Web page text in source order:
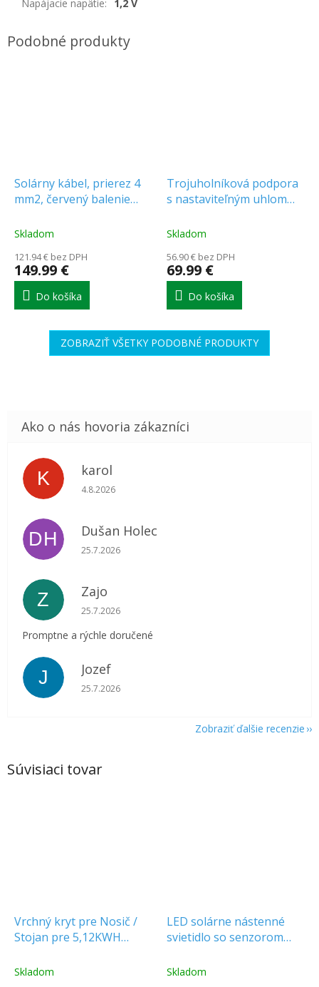
Súvisiaci tovar
Vrchný kryt pre Nosič /
Stojan pre 5,12KWH
Skladom
LED solárne nástenné
svietidlo so senzorom
1+1 zadarmo!
Skladom
Napájacie napätie: 1,2 V
Solárny kábel, prierez 4
mm2, červený balenie
Skladom
121.94 € bez DPH
149.99 €
Do košíka
Trojuholníková podpora
s nastaviteľným uhlom
panely 450W a 545W VT-
Skladom
56.90 € bez DPH
69.99 €
Do košíka
ZOBRAZIŤ VŠETKY PODOBNÉ PRODUKTY
K karol
Hodnotenie obchodu je 5 z 5 hviezdičiek.
4.8.2026
DH Dušan Holec
Hodnotenie obchodu je 5 z 5 hviezdičiek.
25.7.2026
Z Zajo
Hodnotenie obchodu je 5 z 5 hviezdičiek.
25.7.2026
Promptne a rýchle doručené
J Jozef
Hodnotenie obchodu je 5 z 5 hviezdičiek.
25.7.2026
Zobraziť ďalšie recenzie